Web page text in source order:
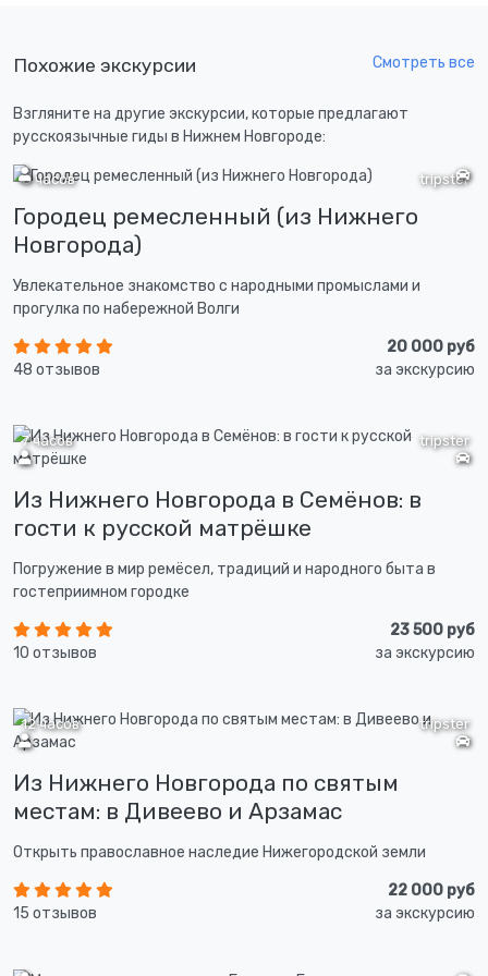
Похожие экскурсии Смотреть все
Взгляните на другие экскурсии, которые предлагают
русскоязычные гиды в Нижнем Новгороде:
tripster
8 часов
Городец ремесленный (из Нижнего
Новгорода)
Увлекательное знакомство с народными промыслами и
прогулка по набережной Волги
48 отзывов
20 000 руб
за экскурсию
tripster
7 часов
Из Нижнего Новгорода в Семёнов: в
гости к русской матрёшке
Погружение в мир ремёсел, традиций и народного быта в
гостеприимном городке
10 отзывов
23 500 руб
за экскурсию
tripster
12 часов
Из Нижнего Новгорода по святым
местам: в Дивеево и Арзамас
Открыть православное наследие Нижегородской земли
15 отзывов
22 000 руб
за экскурсию